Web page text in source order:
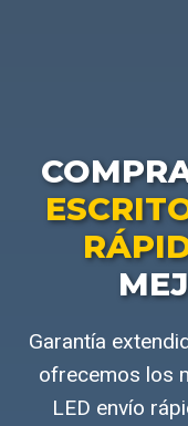
Garantía
ofrecemos los
LED envío